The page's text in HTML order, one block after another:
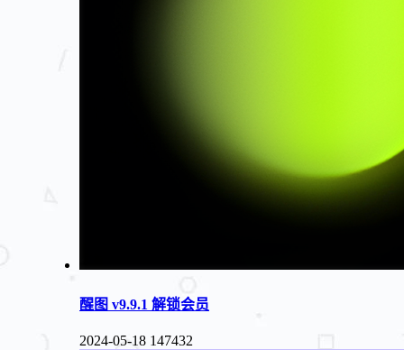
醒图 v9.9.1 解锁会员
2024-05-18 147432